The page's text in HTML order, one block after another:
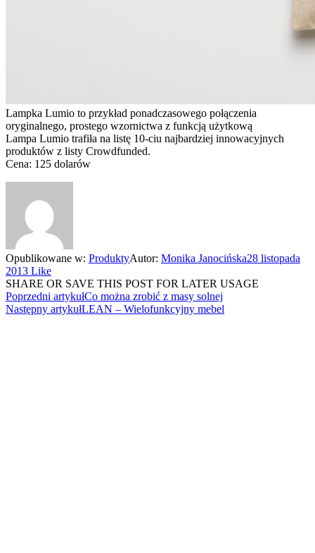
Lampka Lumio to przykład ponadczasowego połączenia
oryginalnego, prostego wzornictwa z funkcją użytkową
Lampa Lumio trafiła na listę 10-ciu najbardziej innowacyjnych
produktów z listy Crowdfunded.
Cena: 125 dolarów
Opublikowane w: ProduktyAutor: Monika Janocińska28 listopada
2013 Like
SHARE OR SAVE THIS POST FOR LATER USAGE
Poprzedni artykułCo można zrobić z masy solnej
Następny artykułLEAN – Wielofunkcyjny mebel